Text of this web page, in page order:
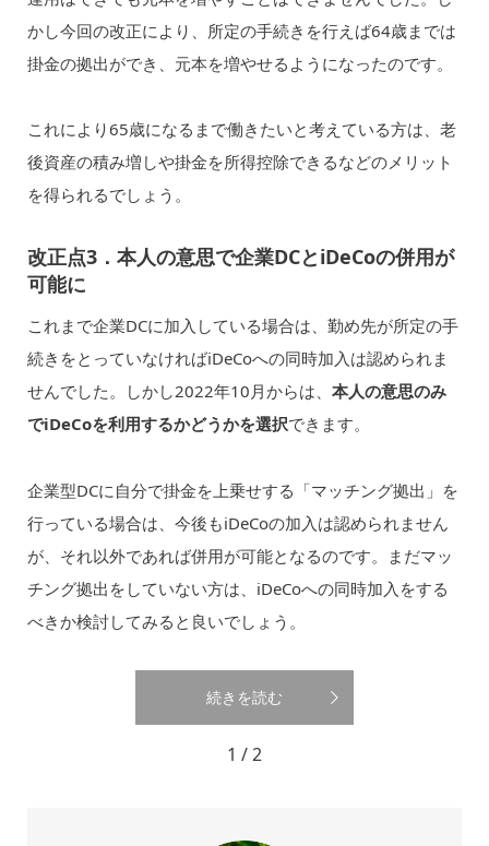
かし今回の改正により、所定の手続きを行えば64歳までは
掛金の拠出ができ、元本を増やせるようになったのです。
これにより65歳になるまで働きたいと考えている方は、老
後資産の積み増しや掛金を所得控除できるなどのメリット
を得られるでしょう。
改正点3．本人の意思で企業DCとiDeCoの併用が
可能に
これまで企業DCに加入している場合は、勤め先が所定の手
続きをとっていなければiDeCoへの同時加入は認められま
せんでした。しかし2022年10月からは、 本人の意思のみ
でiDeCoを利用するかどうかを選択できます。
企業型DCに自分で掛金を上乗せする「マッチング拠出」を
行っている場合は、今後もiDeCoの加入は認められません
が、それ以外であれば併用が可能となるのです。まだマッ
チング拠出をしていない方は、iDeCoへの同時加入をする
べきか検討してみると良いでしょう。
続きを読む
1 / 2